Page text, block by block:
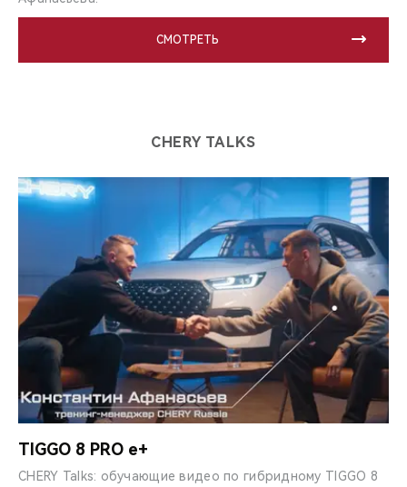
СМОТРЕТЬ
CHERY TALKS
TIGGO 8 PRO e+
CHERY Talks: обучающие видео по гибридному TIGGO 8